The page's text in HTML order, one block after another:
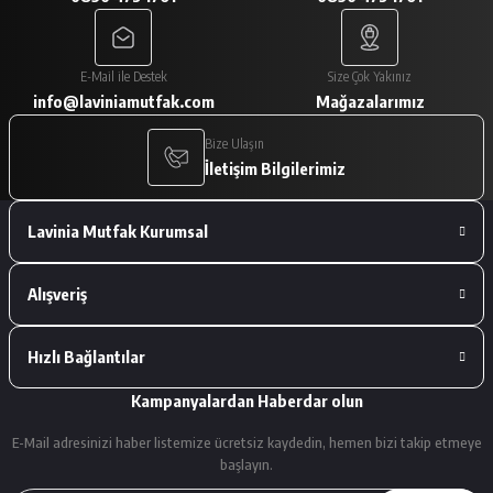
Paketleme çok iyiydi. Ürünler tam
istediğimiz gibiydi.
A... V... | 29/01/2026
Deneyimini Paylaş
E-Mail ile Destek
info@laviniamutfak.com
Size Çok Yakınız
Mağazalarımız
Bize Ulaşın
İletişim Bilgilerimiz
Lavinia Mutfak Kurumsal
Alışveriş
Hızlı Bağlantılar
Kampanyalardan Haberdar olun
E-Mail adresinizi haber listemize ücretsiz kaydedin, hemen bizi takip etmeye
başlayın.